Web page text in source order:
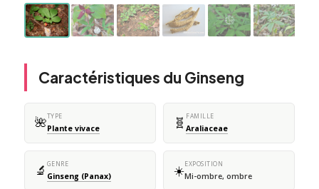
Caractéristiques du Ginseng
🌺TYPE
Plante vivace 🧬 FAMILLE
Araliaceae
🔬 GENRE
Ginseng (Panax) ☀️EXPOSITION
Mi-ombre, ombre